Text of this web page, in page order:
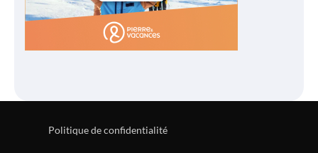
Politique de confidentialité